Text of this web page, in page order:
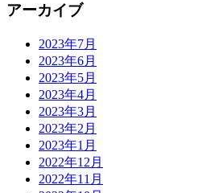
アーカイブ
2023年7月
2023年6月
2023年5月
2023年4月
2023年3月
2023年2月
2023年1月
2022年12月
2022年11月